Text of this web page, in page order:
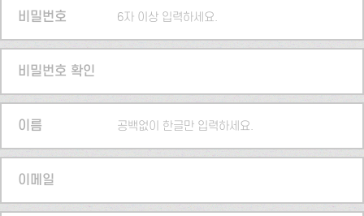
비밀번호 6자 이상 입력하세요.
비밀번호 확인
이름 공백없이 한글만 입력하세요.
이메일